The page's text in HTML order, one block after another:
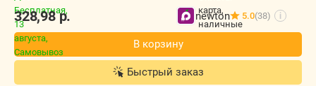
328,98р. newton 5.0(38) i
В корзину
Быстрый заказ